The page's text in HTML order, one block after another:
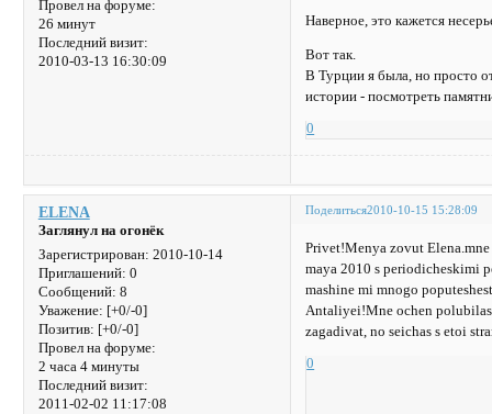
Провел на форуме:
26 минут
Последний визит:
2010-03-13 16:30:09
Наверное, это кажется
Вот так.
В Турции я была, но просто
истории - посмотреть
0
Поделиться2010-10-15 15:28:09
ELENA
Заглянул на огонёк
Зарегистрирован: 2010-10-14
Приглашений: 0
Сообщений: 8
Уважение: [+0/-0]
Позитив: [+0/-0]
Провел на форуме:
2 часа 4 минуты
Последний визит:
2011-02-02 11:17:08
Privet!Menya zovut
maya 2010 s periodicheskimi
mashine mi mnogo
Antaliyei!Mne ochen
zagadivat, no seichas s etoi
0